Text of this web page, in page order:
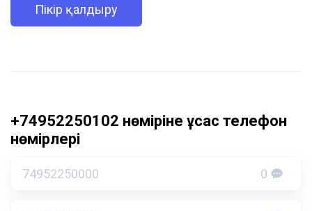
Пікір қалдыру
+74952250102 нөміріне ұқсас телефон
нөмірлері
74952250000 0